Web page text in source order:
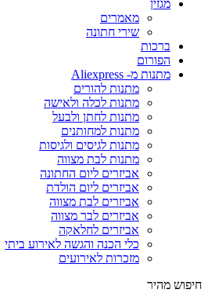
מגזין
מאמרים
שירי חתונה
ברכות
הפורום
מתנות מ- Aliexpress
מתנות להורים
מתנות לכלה ולאישה
מתנות לחתן ולבעל
מתנות למחותנים
מתנות לגיסים ולגיסות
מתנות לבת מצווה
אביזרים ליום החתונה
אביזרים ליום הולדת
אביזרים לבת מצווה
אביזרים לבר מצווה
אביזרים לחלאקה
כלי הכנה והגשה לאירוע ביתי
מזכרות לאירועים
חיפוש מהיר